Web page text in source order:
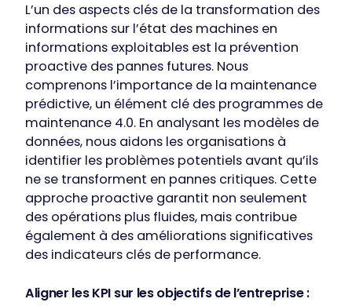
L’un des aspects clés de la transformation des
informations sur l’état des machines en
informations exploitables est la prévention
proactive des pannes futures. Nous
comprenons l’importance de la maintenance
prédictive, un élément clé des programmes de
maintenance 4.0. En analysant les modèles de
données, nous aidons les organisations à
identifier les problèmes potentiels avant qu’ils
ne se transforment en pannes critiques. Cette
approche proactive garantit non seulement
des opérations plus fluides, mais contribue
également à des améliorations significatives
des indicateurs clés de performance.
Aligner les KPI sur les objectifs de l’entreprise :